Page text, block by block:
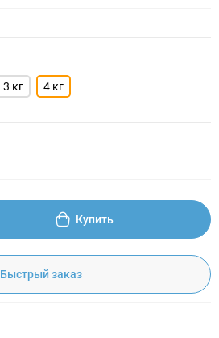
3 кг 4 кг
Купить
Быстрый заказ